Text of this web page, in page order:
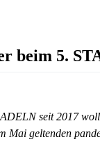
beim 5.
seit 2017
geltenden